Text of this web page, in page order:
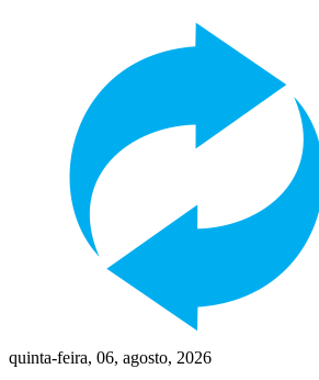
quinta-feira, 06, agosto, 2026